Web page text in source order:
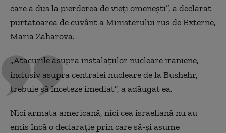
care a dus la pierderea de vieți omenești”, a declarat
purtătoarea de cuvânt a Ministerului rus de Externe,
Maria Zaharova.
„Atacurile asupra instalațiilor nucleare iraniene,
inclusiv asupra centralei nucleare de la Bushehr,
trebuie să înceteze imediat”, a adăugat ea.
Nici armata americană, nici cea israeliană nu au
emis încă o declarație prin care să-și asume